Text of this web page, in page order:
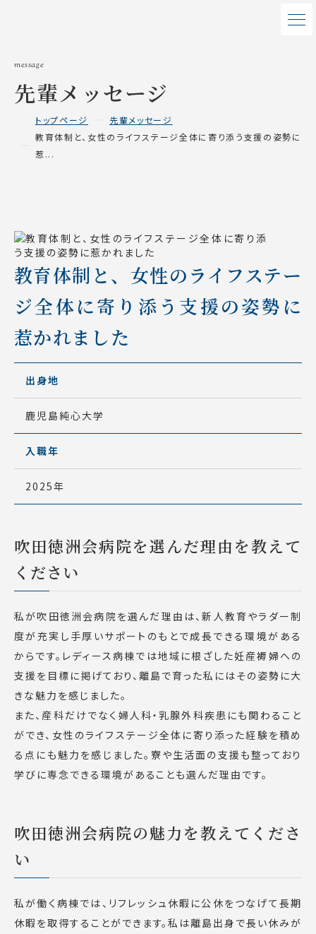
message
先輩メッセージ
トップページ
先輩メッセージ
教育体制と、女性のライフステージ全体に寄り添う支援の姿勢に
惹...
教育体制と、女性のライフステー
ジ全体に寄り添う支援の姿勢に
惹かれました
出身地
鹿児島純心大学
入職年
2025年
吹田徳洲会病院を選んだ理由を教えて
ください
私が吹田徳洲会病院を選んだ理由は、新人教育やラダー制
度が充実し手厚いサポートのもとで成長できる環境がある
からです。レディース病棟では地域に根ざした妊産褥婦への
支援を目標に掲げており、離島で育った私にはその姿勢に大
きな魅力を感じました。
また、産科だけでなく婦人科・乳腺外科疾患にも関わること
ができ、女性のライフステージ全体に寄り添った経験を積め
る点にも魅力を感じました。寮や生活面の支援も整っており
学びに専念できる環境があることも選んだ理由です。
吹田徳洲会病院の魅力を教えてくださ
い
私が働く病棟では、リフレッシュ休暇に公休をつなげて長期
休暇を取得することができます。私は離島出身で長い休みが